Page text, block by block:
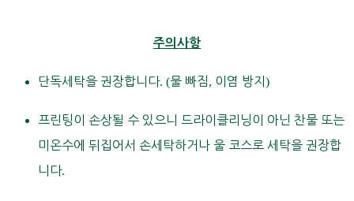
주의사항
단독세탁을 권장합니다. (물 빠짐, 이염 방지 )
프린팅이 손상될 수 있으니 드라이클리닝이 아닌 찬물 또는
미온수에 뒤집어서 손세탁하거나 울 코스로 세탁을 권장합
니다.